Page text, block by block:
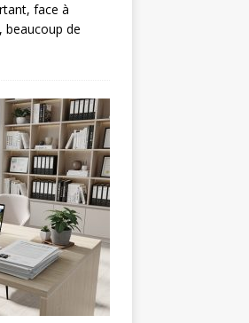
face à
beaucoup de